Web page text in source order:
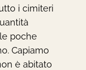
i cimiteri
poche
Capiamo
è abitato